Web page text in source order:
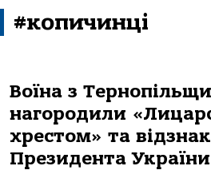
#копичинці
Воїна з
нагородили
хрестом» та
Президента України